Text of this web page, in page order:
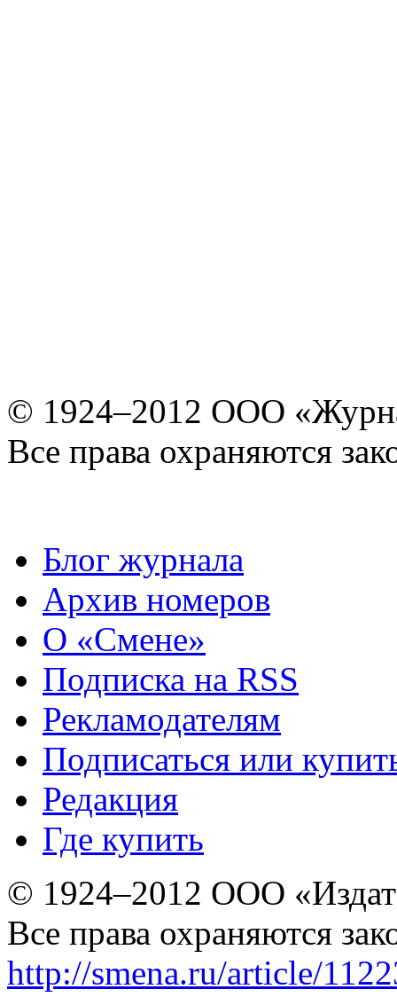
© 1924–2012 ООО
Все права охраняются
Блог журнала
Архив номеров
О «Смене»
Подписка на RSS
Рекламодателям
Подписаться или
Редакция
Где купить
© 1924–2012 ООО
Все права охраняются
http://smena.ru/article/